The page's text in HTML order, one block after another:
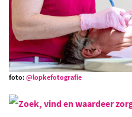
foto: @lopkefotografie